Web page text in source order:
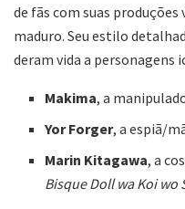
de fãs com suas
maduro. Seu estilo
deram vida a personagens
Makima, a
Yor Forger, a espiã/
Marin Kitagawa, a
Bisque Doll wa Koi wo